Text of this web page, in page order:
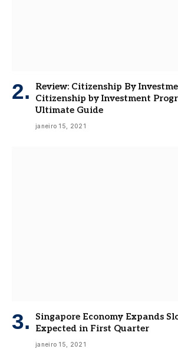
Review: Citizenship By
Citizenship by Investment
Ultimate Guide
janeiro 15, 2021
Singapore Economy Expands
Expected in First Quarter
janeiro 15, 2021